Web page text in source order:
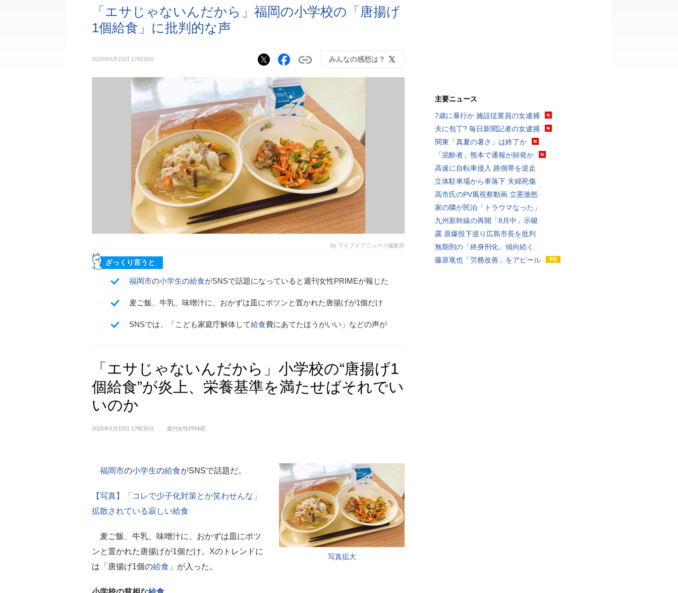
「エサじゃないんだから」福岡の小学校の「唐揚げ
1個給食」に批判的な声
2025年6月10日 17時30分 みんなの感想は？
by ライブドアニュース編集部
ざっくり言うと
福岡市の小学生の給食がSNSで話題になっていると週刊女性PRIMEが報じた
麦ご飯、牛乳、味噌汁に、おかずは皿にポツンと置かれた唐揚げが1個だけ
SNSでは、「こども家庭庁解体して給食費にあてたほうがいい」などの声が
「エサじゃないんだから」小学校の“唐揚げ1
個給食”が炎上、栄養基準を満たせばそれでい
いのか
2025年6月10日 17時30分 週刊女性PRIME
写真拡大
福岡市の小学生の給食がSNSで話題だ。
【写真】「コレで少子化対策とか笑わせんな」
拡散されている寂しい給食
麦ご飯、牛乳、味噌汁に、おかずは皿にポツ
ンと置かれた唐揚げが1個だけ。Xのトレンドに
は「唐揚げ1個の給食 」が入った。
主要ニュース
7歳に暴行か 施設従業員の女逮捕
夫に包丁? 毎日新聞記者の女逮捕
関東「真夏の暑さ」は終了か
「泥酔者」熊本で通報が頻発か
高速に自転車侵入 路側帯を逆走
立体駐車場から車落下 夫婦死傷
高市氏のPV風視察動画 立憲激怒
家の隣が民泊「トラウマなった」
九州新幹線の再開「8月中」示唆
露 原爆投下巡り広島市長を批判
無期刑の「終身刑化」傾向続く
藤原竜也「労務改善」をアピール